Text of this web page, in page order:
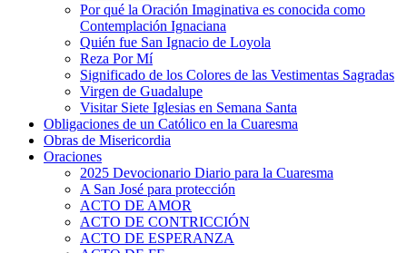
Por qué la Oración Imaginativa es conocida como
Contemplación Ignaciana
Quién fue San Ignacio de Loyola
Reza Por Mí
Significado de los Colores de las Vestimentas Sagradas
Virgen de Guadalupe
Visitar Siete Iglesias en Semana Santa
Obligaciones de un Católico en la Cuaresma
Obras de Misericordia
Oraciones
2025 Devocionario Diario para la Cuaresma
A San José para protección
ACTO DE AMOR
ACTO DE CONTRICCIÓN
ACTO DE ESPERANZA